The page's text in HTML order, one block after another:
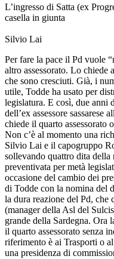
L’ingresso di Satta (ex
casella in giunta
Silvio Lai
Per fare la pace il Pd vuole
altro assessorato. Lo chiede
che sono cresciuti. Già, i
utile, Todde ha usato per
legislatura. E così, due anni
dell’ex assessore sassarese
chiede il quarto assessorato
Non c’è al momento una
Silvio Lai e il capogruppo
sollevando quattro dita
preventivata per metà
occasione del cambio dei
di Todde con la nomina del
la dura reazione del Pd, che
(manager della Asl del
grande della Sardegna. Ora
il quarto assessorato senza
riferimento è ai Trasporti o
una presidenza di